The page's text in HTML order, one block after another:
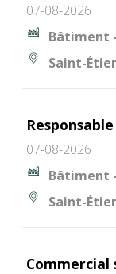
07-08-2026
Bâtiment
Saint-
07-08-2026
Bâtiment
Saint-